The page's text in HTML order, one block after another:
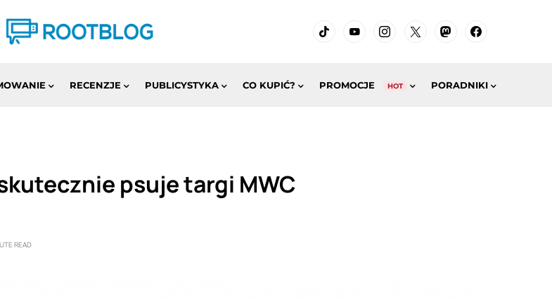
RECENZJE PUBLICYSTYKA CO KUPIĆ? PROMOCJE HOT PORADNIKI
psuje targi MWC
READ